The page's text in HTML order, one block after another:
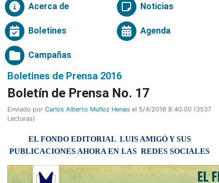
Acerca de Noticias
Boletines Agenda
Campañas
Boletines de Prensa 2016
Boletí­n de Prensa No. 17
Enviado por Carlos Alberto Muñoz Henao el 5/4/2016 8:40:00 (3537
Lecturas)
EL FONDO EDITORIAL LUIS AMIGÓ Y SUS
PUBLICACIONES AHORA EN LAS REDES SOCIALES